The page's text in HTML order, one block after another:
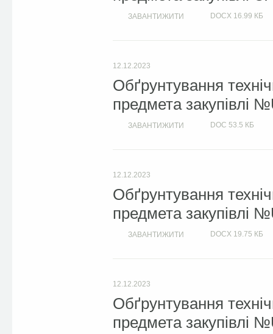
ЗАВАНТИЖИТИ DOCX 16.99 КБ
12.12.2023
Обґрунтування
предмета закупівлі
ЗАВАНТИЖИТИ DOC 53.5 КБ
12.12.2023
Обґрунтування
предмета закупівлі
ЗАВАНТИЖИТИ DOCX 19.75 КБ
12.12.2023
Обґрунтування
предмета закупівлі